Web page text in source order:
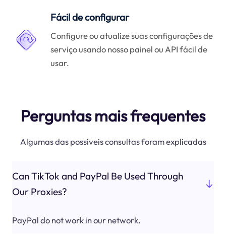
Fácil de configurar
Configure ou atualize suas configurações de
serviço usando nosso painel ou API fácil de
usar.
Perguntas mais frequentes
Algumas das possíveis consultas foram explicadas
Can TikTok and PayPal Be Used Through
Our Proxies?
PayPal do not work in our network.